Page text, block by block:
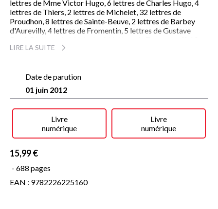
lettres de Mme Victor Hugo, 6 lettres de Charles Hugo, 4
lettres de Thiers, 2 lettres de Michelet, 32 lettres de
Proudhon, 8 lettres de Sainte-Beuve, 2 lettres de Barbey
d'Aurevilly, 4 lettres de Fromentin, 5 lettres de Gustave
lettres de Jules Verne, 2 lettres d'Émile Zola, 2 lettres de
Pour cette vaste correspondance, ce volume constitue une
authentique Édition originale.
Une contribution exceptionnelle à l'histoire littéraire des
LIRE LA SUITE
Date de parution
01 juin 2012
Livre
numérique
Livre
numérique
15,99 €
- 688 pages
EAN : 9782226225160